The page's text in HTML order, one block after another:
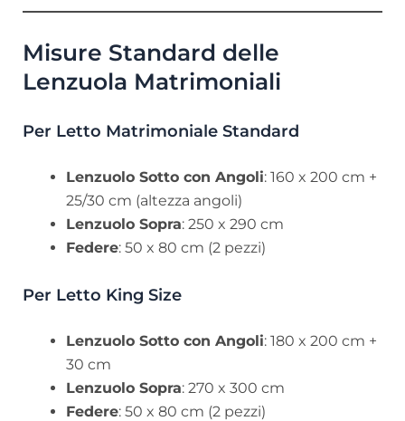
Misure Standard delle
Lenzuola Matrimoniali
Per Letto Matrimoniale Standard
Lenzuolo Sotto con Angoli: 160 x 200 cm +
25/30 cm (altezza angoli)
Lenzuolo Sopra: 250 x 290 cm
Federe: 50 x 80 cm (2 pezzi)
Per Letto King Size
Lenzuolo Sotto con Angoli: 180 x 200 cm +
30 cm
Lenzuolo Sopra: 270 x 300 cm
Federe: 50 x 80 cm (2 pezzi)